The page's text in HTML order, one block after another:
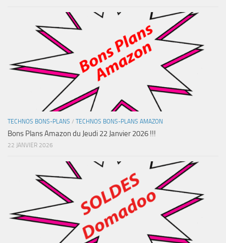
TECHNOS BONS-PLANS / TECHNOS BONS-PLANS AMAZON
Bons Plans Amazon du Jeudi 22 Janvier 2026 !!!
22 JANVIER 2026